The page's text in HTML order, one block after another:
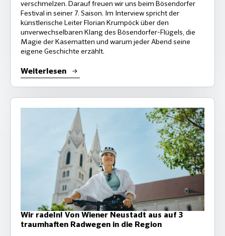
verschmelzen. Darauf freuen wir uns beim Bösendorfer
Festival in seiner 7. Saison. Im Interview spricht der
künstlerische Leiter Florian Krumpöck über den
unverwechselbaren Klang des Bösendorfer-Flügels, die
Magie der Kasematten und warum jeder Abend seine
eigene Geschichte erzählt.
Weiterlesen
Wir radeln! Von Wiener Neustadt aus auf 3
traumhaften Radwegen in die Region